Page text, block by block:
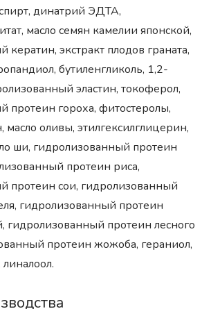
динатрий ЭДТА,
масло семян камелии японской,
кератин, экстракт плодов граната,
бутиленгликоль, 1,2-
эластин, токоферол,
протеин гороха, фитостеролы,
масло оливы, этилгексилглицерин,
ши, гидролизованный протеин
протеин риса,
протеин сои, гидролизованный
гидролизованный протеин
гидролизованный протеин лесного
протеин жожоба, гераниол,